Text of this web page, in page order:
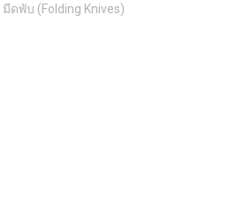
มีดพับ (Folding Knives)